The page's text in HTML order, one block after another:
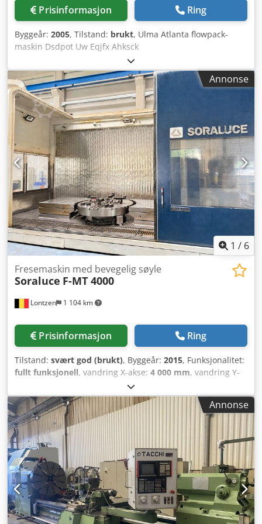
Prisinformasjon Ring
Byggeår: 2005, Tilstand: brukt, Ulma Atlanta flowpack-
maskin Dsdpot Uw Eqjfx Ahksck
Annonse
1 / 6
Lontzen 1 104 km
Fresemaskin med bevegelig søyle
Soraluce F-MT 4000
Prisinformasjon Ring
Tilstand: svært god (brukt), Byggeår: 2015, Funksjonalitet:
fullt funksjonell, vandring X-akse: 4 000 mm, vandring Y-
, bevegelsesavstand Z-akse:
Bevegelsesområde: Langsgående (X): 4000 mm Vertikal (Z):
1600 mm Tverrgående (Y): 1300 mm Dreiebord: Diameter:
1600 mm Maks. hastighet: 250 min⁻¹ Motoreffekt (100 %
driftssyklus): 53 kW Maks. transportkapasitet
(posisjonering): 8000 kg Maks. transportkapasitet
(dreieoperasjon): 3000–8000 kg Oppspenningstabell:
Lengde: 4000 mm Bredde: 1240 mm Høyde på
oppspenningstabell: 760 mm Automatisk, trinnvis
fresehodet: Verktøyholder: ISO 50, DIN 69871 AD
Automatisk verktøyspenning: Spennkraft 20000 N Dcedpfjzi
S E Usx Ahkek Spindelområde: Spindelhastighet: 20–5000
Annonse